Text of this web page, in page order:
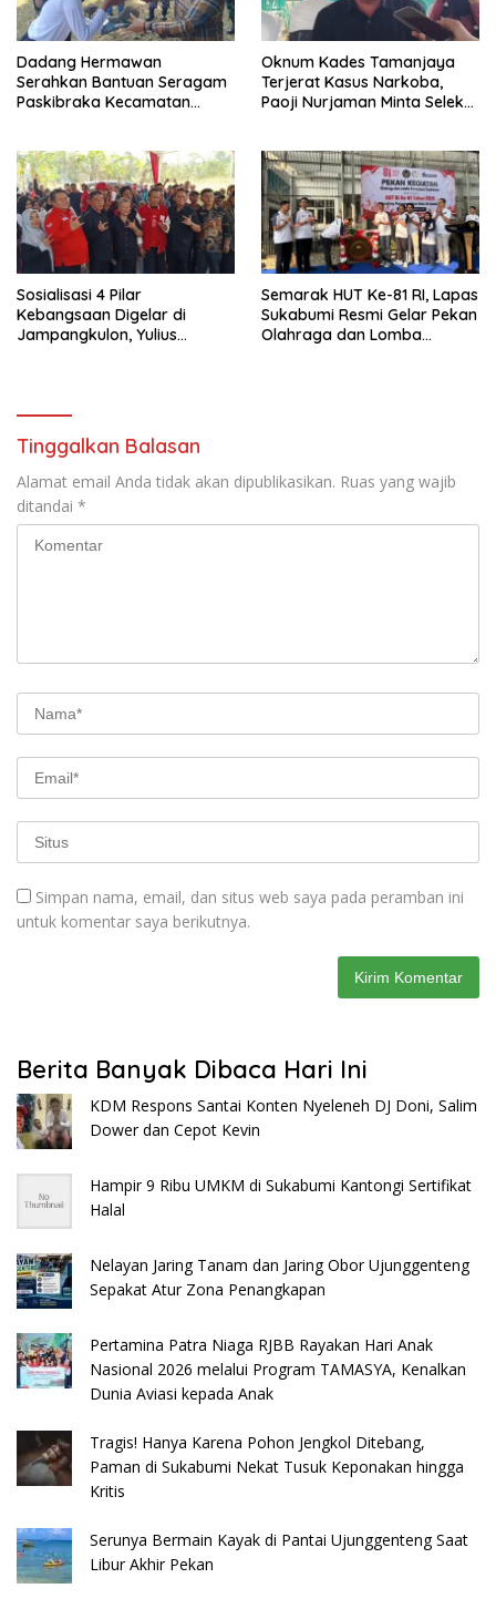
Dadang Hermawan
Serahkan Bantuan Seragam
Paskibraka Kecamatan
Oknum Kades Tamanjaya
Terjerat Kasus Narkoba,
Paoji Nurjaman Minta Seleksi
Sosialisasi 4 Pilar
Kebangsaan Digelar di
Jampangkulon, Yulius
Semarak HUT Ke-81 RI, Lapas
Sukabumi Resmi Gelar Pekan
Olahraga dan Lomba
Tinggalkan Balasan
Alamat email Anda tidak akan dipublikasikan. Ruas yang wajib
ditandai *
Simpan nama, email, dan situs web saya pada peramban ini
untuk komentar saya berikutnya.
Berita Banyak Dibaca Hari Ini
KDM Respons Santai Konten Nyeleneh DJ Doni, Salim
Dower dan Cepot Kevin
Hampir 9 Ribu UMKM di Sukabumi Kantongi Sertifikat
Halal
Nelayan Jaring Tanam dan Jaring Obor Ujunggenteng
Sepakat Atur Zona Penangkapan
Pertamina Patra Niaga RJBB Rayakan Hari Anak
Nasional 2026 melalui Program TAMASYA, Kenalkan
Dunia Aviasi kepada Anak
Tragis! Hanya Karena Pohon Jengkol Ditebang,
Paman di Sukabumi Nekat Tusuk Keponakan hingga
Kritis
Serunya Bermain Kayak di Pantai Ujunggenteng Saat
Libur Akhir Pekan